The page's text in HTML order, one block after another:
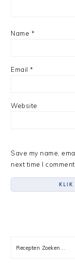
Name *
Email *
Website
Save my name,
next time I comment.
SIDEBAR
Recepten